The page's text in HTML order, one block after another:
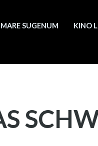
MARE SUGENUM KINO